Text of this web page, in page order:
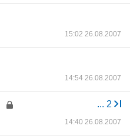
15:02 26.08.2007
14:54 26.08.2007
... 2
14:40 26.08.2007